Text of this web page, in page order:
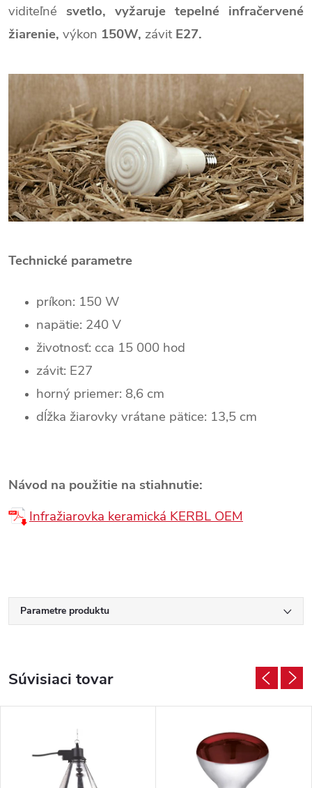
viditeľné svetlo, vyžaruje tepelné infračervené
žiarenie, výkon 150W, závitE27.
Technické parametre
príkon: 150 W
napätie: 240 V
životnosť: cca 15 000 hod
závit: E27
horný priemer: 8,6 cm
dĺžka žiarovky vrátane pätice: 13,5 cm
Návod na použitie na stiahnutie:
Infražiarovka keramická KERBL OEM
Parametre produktu
Súvisiaci tovar